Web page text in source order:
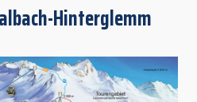
Hinterglemm